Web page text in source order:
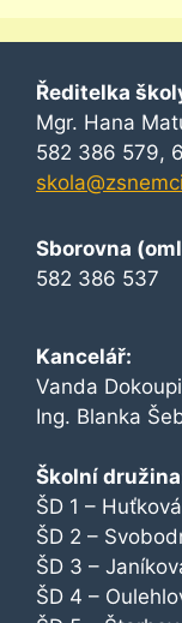
Ředitelka
Mgr. Hana
582 386 579,
Sborovna
582 386 537
Kancelář:
Vanda
Ing. Blanka
Školní
ŠD 1 –
ŠD 2 –
ŠD 3 –
ŠD 4 –